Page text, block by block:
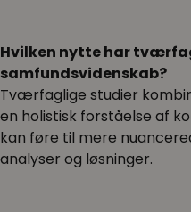
Hvilken nytte har
samfundsvidenskab?
Tværfaglige studier
en holistisk forståelse af
kan føre til mere
analyser og løsninger.